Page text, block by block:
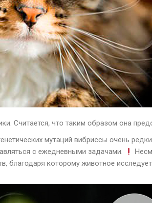
Считается, что таким образом она
мутаций вибриссы очень
с ежедневными задачами.
благодаря которому животное